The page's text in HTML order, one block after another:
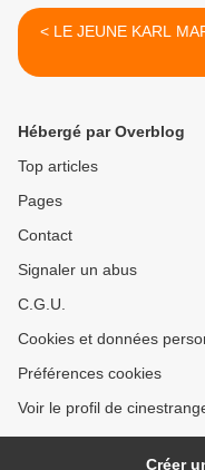
< LE JEUNE KARL
Hébergé par Overblog
Top articles
Pages
Contact
Signaler un abus
C.G.U.
Cookies et données
Préférences cookies
Voir le profil de
Créer